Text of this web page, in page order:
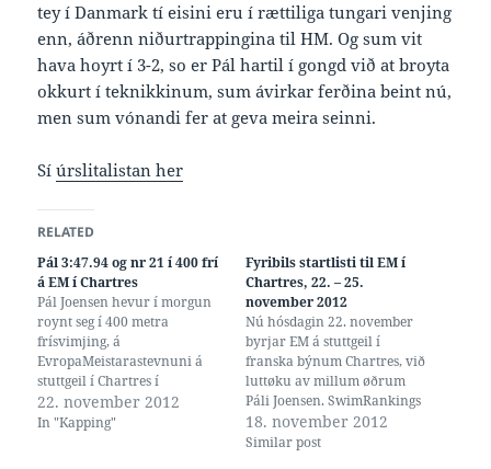
tey í Danmark tí eisini eru í rættiliga tungari venjing
enn, áðrenn niðurtrappingina til HM. Og sum vit
hava hoyrt í 3-2, so er Pál hartil í gongd við at broyta
okkurt í teknikkinum, sum ávirkar ferðina beint nú,
men sum vónandi fer at geva meira seinni.
Síúrslitalistan her
RELATED
Pál 3:47.94 og nr 21 í 400 frí
á EM í Chartres
Pál Joensen hevur í morgun
roynt seg í 400 metra
frísvimjing, á
EvropaMeistarastevnuni á
stuttgeil í Chartres í
Fraklandi. Men tað bleiv so
ikki til nakað finalupláss,
22. november 2012
In "Kapping"
Fyribils startlisti til EM í
Chartres, 22. – 25.
november 2012
Nú hósdagin 22. november
byrjar EM á stuttgeil í
franska býnum Chartres, við
luttøku av millum øðrum
Páli Joensen. SwimRankings
hevur ein fyribils startlista
liggjandi her, sum bendir á at
18. november 2012
Similar post